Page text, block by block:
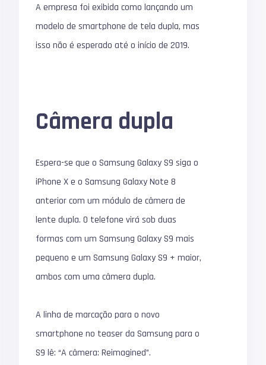
A empresa foi exibida como lançando um
modelo de smartphone de tela dupla, mas
isso não é esperado até o início de 2019.
Câmera dupla
Espera-se que o Samsung Galaxy S9 siga o
iPhone X e o Samsung Galaxy Note 8
anterior com um módulo de câmera de
lente dupla. O telefone virá sob duas
formas com um Samsung Galaxy S9 mais
pequeno e um Samsung Galaxy S9 + maior,
ambos com uma câmera dupla.
A linha de marcação para o novo
smartphone no teaser da Samsung para o
S9 lê: “A câmera: Reimagined”.